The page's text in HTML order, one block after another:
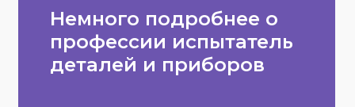
Немного подробнее о
профессии испытатель
деталей и приборов